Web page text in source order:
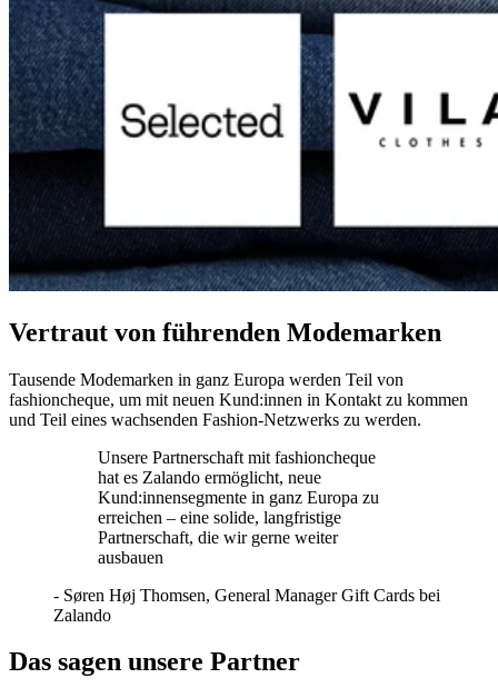
Vertraut von führenden Modemarken
Tausende Modemarken in ganz Europa werden Teil von
fashioncheque, um mit neuen Kund:innen in Kontakt zu kommen
und Teil eines wachsenden Fashion-Netzwerks zu werden.
Unsere Partnerschaft mit fashioncheque
hat es Zalando ermöglicht, neue
Kund:innensegmente in ganz Europa zu
erreichen – eine solide, langfristige
Partnerschaft, die wir gerne weiter
ausbauen
- Søren Høj Thomsen, General Manager Gift Cards bei
Zalando
Das sagen unsere Partner